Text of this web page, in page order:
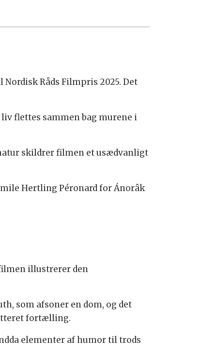
Råds Filmpris 2025. Det
flettes sammen bag murene i
skildrer filmen et usædvanligt
Hertling Péronard for Ánorâk
illustrerer den
som afsoner en dom, og det
fortælling.
elementer af humor til trods